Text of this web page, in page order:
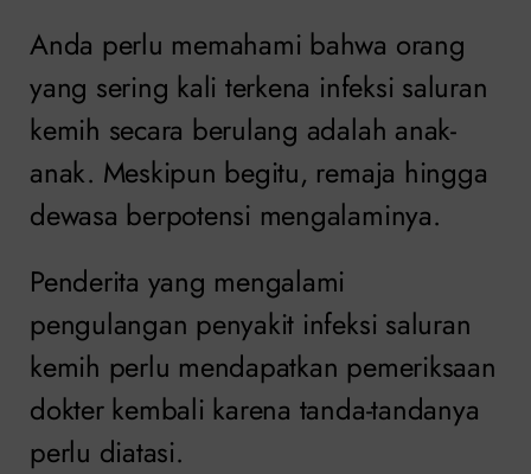
Anda perlu memahami bahwa orang
yang sering kali terkena infeksi saluran
kemih secara berulang adalah anak-
anak. Meskipun begitu, remaja hingga
dewasa berpotensi mengalaminya.
Penderita yang mengalami
pengulangan penyakit infeksi saluran
kemih perlu mendapatkan pemeriksaan
dokter kembali karena tanda-tandanya
perlu diatasi.